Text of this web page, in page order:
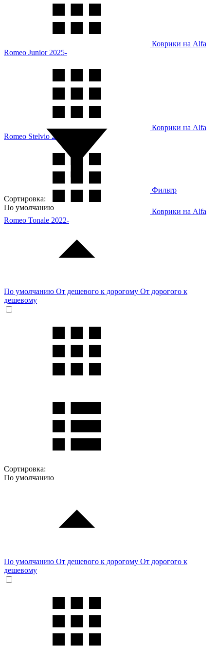
Коврики на Alfa
Romeo Junior 2025-
Коврики на Alfa
Romeo Stelvio 2017-
Коврики на Alfa
Romeo Tonale 2022-
Фильтр
Сортировка:
По умолчанию
По умолчанию От дешевого к дорогому От дорогого к
дешевому
Сортировка:
По умолчанию
По умолчанию От дешевого к дорогому От дорогого к
дешевому